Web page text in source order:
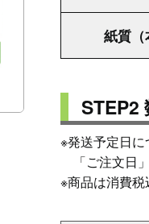
紙質（
STEP2
※発送予定日に
「ご注文日
※商品は消費税